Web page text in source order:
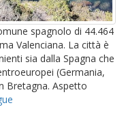
spagnolo di 44.464
Valenciana. La città è
sia dalla Spagna che
(Germania,
Bretagna. Aspetto